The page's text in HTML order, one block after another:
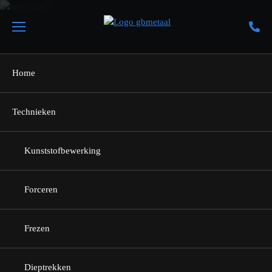
Home
Technieken
Kunststofbewerking
Forceren
Frezen
Dieptrekken
Terug naar home
Over GB Metaal
Uitgaan van eigen kracht.